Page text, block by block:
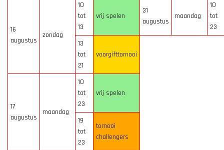
16
augustus
zondag
10
tot
13
vrij spelen
31
augustus
maandag
10
tot
23
13
tot
21
voorgifttornooi
17
augustus
maandag
10
tot
23
vrij spelen
19
tot
23
tornooi
challengers